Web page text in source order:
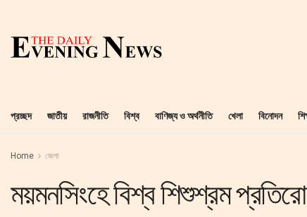
প্রচ্ছদ জাতীয় রাজনীতি বিশ্ব বাণিজ্য ও অর্থনীতি খেলা বিনোদন
Home জেলা
ময়মনসিংহে বিশ্ব শিশুশ্রম